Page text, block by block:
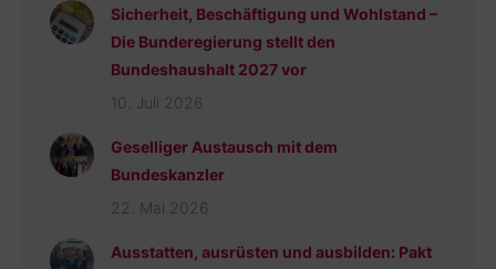
Sicherheit, Beschäftigung und Wohlstand –
Die Bunderegierung stellt den
Bundeshaushalt 2027 vor
10. Juli 2026
Geselliger Austausch mit dem
Bundeskanzler
22. Mai 2026
Ausstatten, ausrüsten und ausbilden: Pakt